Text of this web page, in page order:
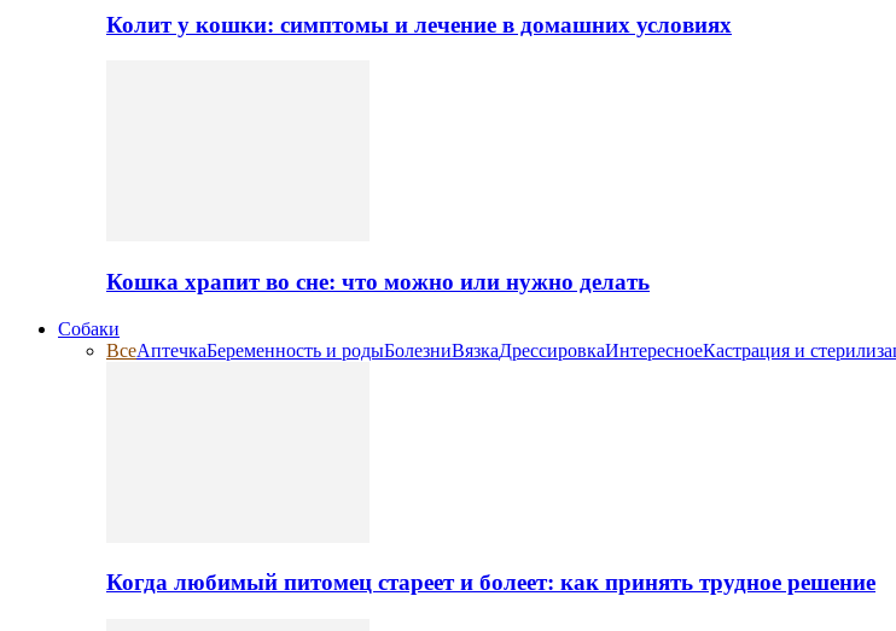
Колит у кошки: симптомы и лечение в домашних условиях
Кошка храпит во сне: что можно или нужно делать
Собаки
ВсеАптечкаБеременность и родыБолезниВязкаДрессировкаИнтересноеКастрация и
Когда любимый питомец стареет и болеет: как принять трудное решение